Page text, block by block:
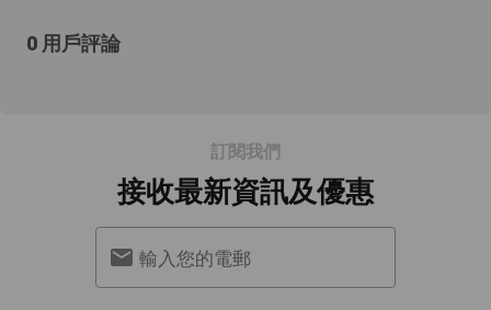
0 用戶評論
訂閱我們
接收最新資訊及優惠
輸入您的電郵